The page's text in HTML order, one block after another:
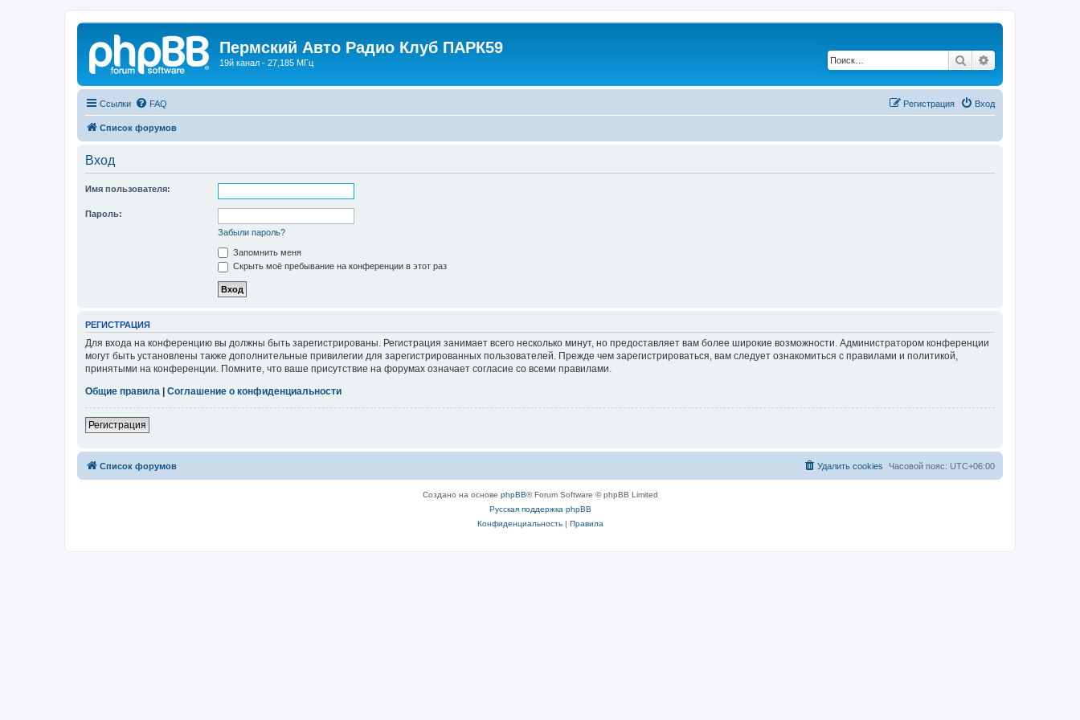
Пермский Авто Радио Клуб ПАРК59
19й канал - 27,185 МГц Поиск
Ссылки FAQ Вход
Регистрация
Список форумов
Вход
Имя пользователя:
Пароль:
Забыли пароль?
Запомнить меня
Скрыть моё пребывание на конференции в этот раз
РЕГИСТРАЦИЯ
Для входа на конференцию вы должны быть зарегистрированы. Регистрация занимает всего несколько минут, но предоставляет вам более широкие возможности. Администратором конференции
могут быть установлены также дополнительные привилегии для зарегистрированных пользователей. Прежде чем зарегистрироваться, вам следует ознакомиться с правилами и политикой,
принятыми на конференции. Помните, что ваше присутствие на форумах означает согласие со всеми правилами.
Общие правила
Соглашение о конфиденциальности
Регистрация
Список форумов Часовой пояс: UTC+06:00
Удалить cookies
Создано на основе phpBB® Forum Software © phpBB Limited
Русская поддержка phpBB
Конфиденциальность| Правила